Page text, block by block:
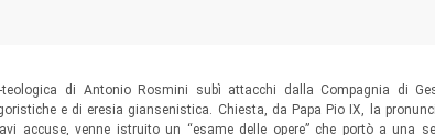
di Antonio Rosmini subì attacchi dalla Compagnia di
e di eresia giansenistica. Chiesta, da Papa Pio IX, la
accuse, venne istruito un “esame delle opere” che portò a una